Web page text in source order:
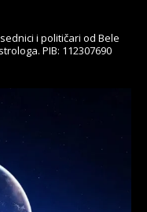
i političari od Bele
PIB: 112307690